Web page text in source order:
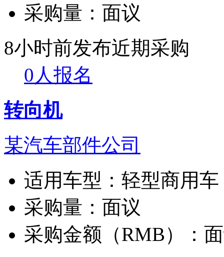
采购量： 面议
8小时前发布近期采购
0人报名
转向机
某汽车部件公司
适用车型： 轻型商用车
采购量： 面议
采购金额（RMB）：